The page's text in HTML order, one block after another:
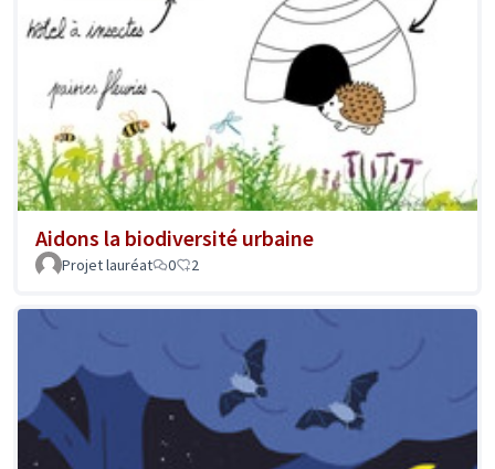
Aidons la biodiversité urbaine
Projet lauréat 0 2